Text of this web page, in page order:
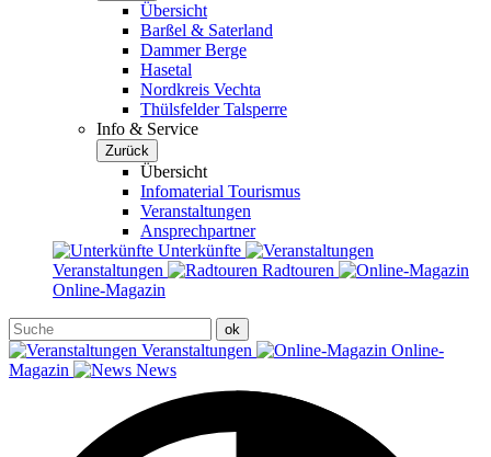
Übersicht
Barßel & Saterland
Dammer Berge
Hasetal
Nordkreis Vechta
Thülsfelder Talsperre
Info & Service
Zurück
Übersicht
Infomaterial Tourismus
Veranstaltungen
Ansprechpartner
Unterkünfte
Veranstaltungen
Radtouren
Online-Magazin
Veranstaltungen
Online-
Magazin
News